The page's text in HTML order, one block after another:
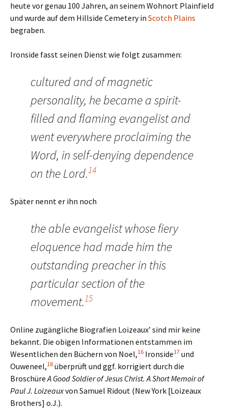
heute vor genau 100 Jahren, an seinem Wohnort Plainfield
und wurde auf dem Hillside Cemetery in Scotch Plains
begraben.
Ironside fasst seinen Dienst wie folgt zusammen:
cultured and of magnetic
personality, he became a spirit-
filled and flaming evangelist and
went everywhere proclaiming the
Word, in self-denying dependence
on the Lord.14
Später nennt er ihn noch
the able evangelist whose fiery
eloquence had made him the
outstanding preacher in this
particular section of the
movement.15
Online zugängliche Biografien Loizeaux’ sind mir keine
bekannt. Die obigen Informationen entstammen im
Wesentlichen den Büchern von Noel,16 Ironside17 und
Ouweneel,18 überprüft und ggf. korrigiert durch die
BroschüreA Good Soldier of Jesus Christ. A Short Memoir of
Paul J. Loizeauxvon Samuel Ridout (New York [Loizeaux
Brothers] o.J.).